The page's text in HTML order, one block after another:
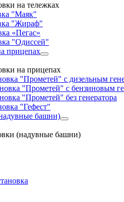
на тележках
"Маяк"
"Жираф"
«Пегас»
"Одиссей"
прицепах
на прицепах
"Прометей" с дизельным
"Прометей" с бензиновым
"Прометей" без генератора
"Гефест"
башни)
(надувные башни)